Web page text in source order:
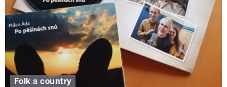
Folk a country